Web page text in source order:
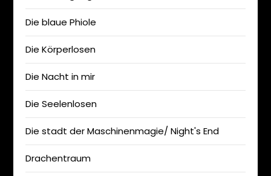
Die blaue Phiole
Die Körperlosen
Die Nacht in mir
Die Seelenlosen
Die stadt der Maschinenmagie/ Night's End
Drachentraum